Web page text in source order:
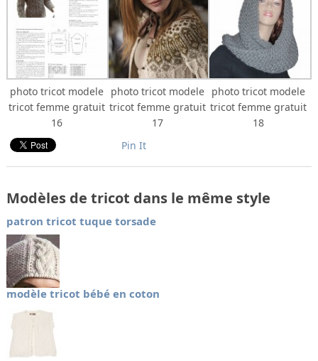
photo tricot modele
tricot femme gratuit
16
photo tricot modele
tricot femme gratuit
17
photo tricot modele
tricot femme gratuit
18
Pin It
Modèles de tricot dans le même style
patron tricot tuque torsade
modèle tricot bébé en coton